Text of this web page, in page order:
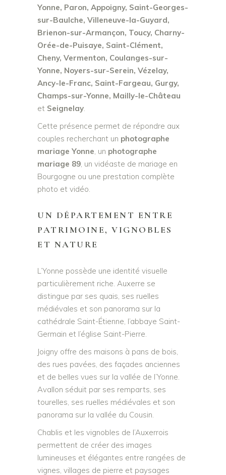
Yonne, Paron, Appoigny, Saint-Georges-
sur-Baulche, Villeneuve-la-Guyard,
Brienon-sur-Armançon, Toucy, Charny-
Orée-de-Puisaye, Saint-Clément,
Cheny, Vermenton, Coulanges-sur-
Yonne, Noyers-sur-Serein, Vézelay,
Ancy-le-Franc, Saint-Fargeau, Gurgy,
Champs-sur-Yonne, Mailly-le-Château
et Seignelay.
Cette présence permet de répondre aux
couples recherchant un photographe
mariage Yonne, un photographe
mariage 89, un vidéaste de mariage en
Bourgogne ou une prestation complète
photo et vidéo.
UN DÉPARTEMENT ENTRE
PATRIMOINE, VIGNOBLES
ET NATURE
L’Yonne possède une identité visuelle
particulièrement riche. Auxerre se
distingue par ses quais, ses ruelles
médiévales et son panorama sur la
cathédrale Saint-Étienne, l’abbaye Saint-
Germain et l’église Saint-Pierre.
Joigny offre des maisons à pans de bois,
des rues pavées, des façades anciennes
et de belles vues sur la vallée de l’Yonne.
Avallon séduit par ses remparts, ses
tourelles, ses ruelles médiévales et son
panorama sur la vallée du Cousin.
Chablis et les vignobles de l’Auxerrois
permettent de créer des images
lumineuses et élégantes entre rangées de
vignes, villages de pierre et paysages